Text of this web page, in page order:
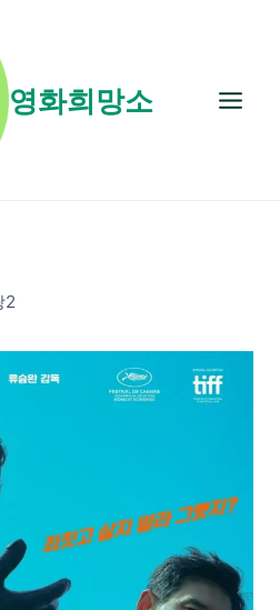
영화희망소
2